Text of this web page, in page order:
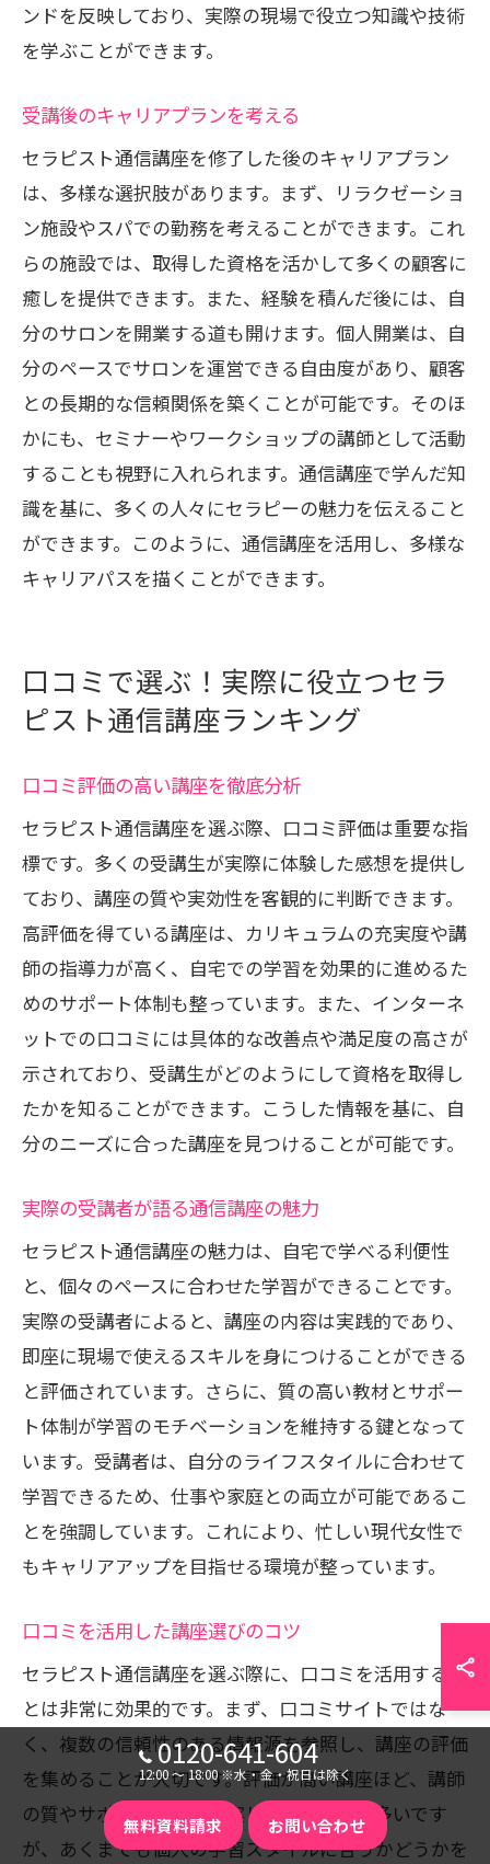
ンドを反映しており、実際の現場で役立つ知識や技術
を学ぶことができます。
受講後のキャリアプランを考える
セラピスト通信講座を修了した後のキャリアプラン
は、多様な選択肢があります。まず、リラクゼーショ
ン施設やスパでの勤務を考えることができます。これ
らの施設では、取得した資格を活かして多くの顧客に
癒しを提供できます。また、経験を積んだ後には、自
分のサロンを開業する道も開けます。個人開業は、自
分のペースでサロンを運営できる自由度があり、顧客
との長期的な信頼関係を築くことが可能です。そのほ
かにも、セミナーやワークショップの講師として活動
することも視野に入れられます。通信講座で学んだ知
識を基に、多くの人々にセラピーの魅力を伝えること
ができます。このように、通信講座を活用し、多様な
キャリアパスを描くことができます。
口コミで選ぶ！実際に役立つセラ
ピスト通信講座ランキング
口コミ評価の高い講座を徹底分析
セラピスト通信講座を選ぶ際、口コミ評価は重要な指
標です。多くの受講生が実際に体験した感想を提供し
ており、講座の質や実効性を客観的に判断できます。
高評価を得ている講座は、カリキュラムの充実度や講
師の指導力が高く、自宅での学習を効果的に進めるた
めのサポート体制も整っています。また、インターネ
ットでの口コミには具体的な改善点や満足度の高さが
示されており、受講生がどのようにして資格を取得し
たかを知ることができます。こうした情報を基に、自
分のニーズに合った講座を見つけることが可能です。
実際の受講者が語る通信講座の魅力
セラピスト通信講座の魅力は、自宅で学べる利便性
と、個々のペースに合わせた学習ができることです。
実際の受講者によると、講座の内容は実践的であり、
即座に現場で使えるスキルを身につけることができる
と評価されています。さらに、質の高い教材とサポー
ト体制が学習のモチベーションを維持する鍵となって
います。受講者は、自分のライフスタイルに合わせて
学習できるため、仕事や家庭との両立が可能であるこ
とを強調しています。これにより、忙しい現代女性で
もキャリアアップを目指せる環境が整っています。
口コミを活用した講座選びのコツ
セラピスト通信講座を選ぶ際に、口コミを活用するこ
とは非常に効果的です。まず、口コミサイトではな
く、複数の信頼性のある情報源を参照し、講座の評価
を集めることが大切です。評価が高い講座ほど、講師
の質やサポート体制が充実していることが多いです
が、あくまでも個人の学習スタイルに合うかどうかを
0120-641-604
12:00 〜 18:00 ※水・金・祝日は除く
無料資料請求 お問い合わせ